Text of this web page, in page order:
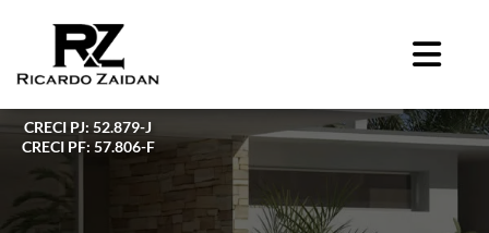
CRECI PJ: 52.879-J
CRECI PF: 57.806-F